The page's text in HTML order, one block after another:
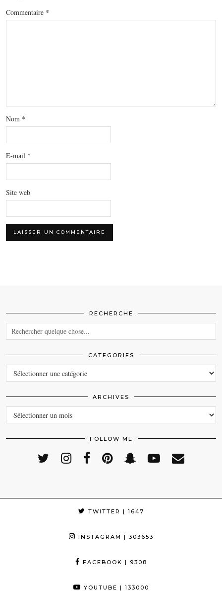
Commentaire *
Nom *
E-mail *
Site web
RECHERCHE
CATEGORIES
CATEGORIES
ARCHIVES
ARCHIVES
FOLLOW ME
TWITTER | 1647
INSTAGRAM | 303653
FACEBOOK | 9308
YOUTUBE | 133000